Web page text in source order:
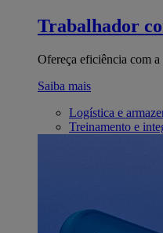
Trabalhador
Ofereça eficiência com
Saiba mais
Logística e
Treinamento e